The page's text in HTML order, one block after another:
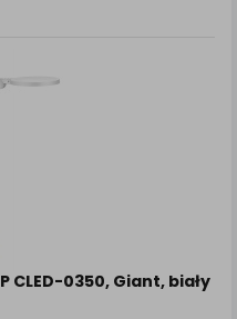
CLED-0350, Giant, biały